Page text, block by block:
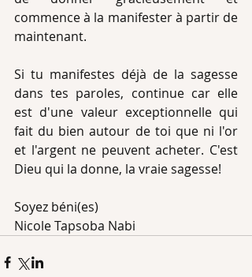
commence à la manifester à partir de
maintenant.
Si tu manifestes déjà de la sagesse
dans tes paroles, continue car elle
est d'une valeur exceptionnelle qui
fait du bien autour de toi que ni l'or
et l'argent ne peuvent acheter. C'est
Dieu qui la donne, la vraie sagesse!
Soyez béni(es)
Nicole Tapsoba Nabi